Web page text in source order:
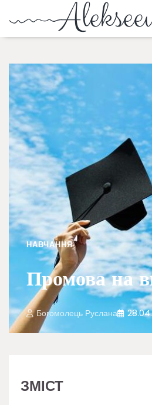
НАВЧАННЯ
Промова на
Богомолець Руслана
ЗМІСТ